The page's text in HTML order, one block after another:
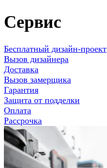
Сервис
Бесплатный дизайн-проект
Вызов дизайнера
Доставка
Вызов замерщика
Гарантия
Защита от подделки
Оплата
Рассрочка